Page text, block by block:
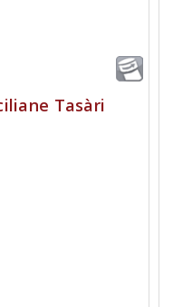
Tasàri